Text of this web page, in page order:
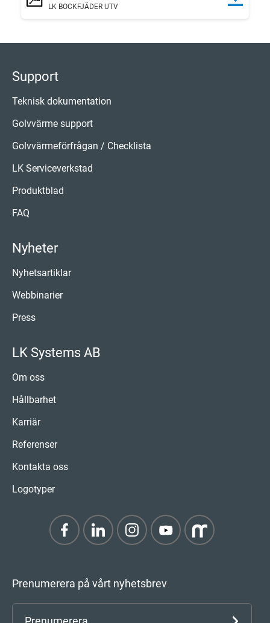
LK BOCKFJÄDER UTV
Support
Teknisk dokumentation
Golvvärme support
Golvvärmeförfrågan / Checklista
LK Serviceverkstad
Produktblad
FAQ
Nyheter
Nyhetsartiklar
Webbinarier
Press
LK Systems AB
Om oss
Hållbarhet
Karriär
Referenser
Kontakta oss
Logotyper
Prenumerera på vårt nyhetsbrev